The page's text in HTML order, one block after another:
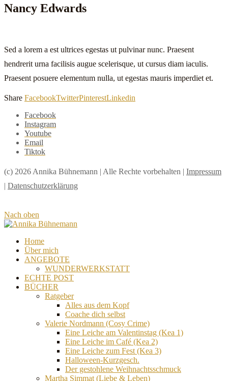
Nancy Edwards
Sed a lorem a est ultrices egestas ut pulvinar nunc. Praesent
hendrerit urna facilisis augue scelerisque, ut cursus diam iaculis.
Praesent posuere elementum nulla, ut egestas mauris imperdiet et.
Share FacebookTwitterPinterestLinkedin
Facebook
Instagram
Youtube
Email
Tiktok
(c) 2026 Annika Bühnemann | Alle Rechte vorbehalten | Impressum
| Datenschutzerklärung
Nach oben
Home
Über mich
ANGEBOTE
WUNDERWERKSTATT
ECHTE POST
BÜCHER
Ratgeber
Alles aus dem Kopf
Coache dich selbst
Valerie Nordmann (Cosy Crime)
Eine Leiche am Valentinstag (Kea 1)
Eine Leiche im Café (Kea 2)
Eine Leiche zum Fest (Kea 3)
Halloween-Kurzgesch.
Der gestohlene Weihnachtsschmuck
Martha Simmat (Liebe & Leben)